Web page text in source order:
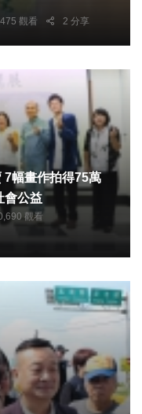
觀看 2 分享
7幅畫作拍得75萬
會公益
觀看